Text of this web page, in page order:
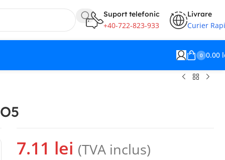
Suport telefonic
+40-722-823-933
Livrare
Curier
0 0.00
7.11 lei (TVA inclus)